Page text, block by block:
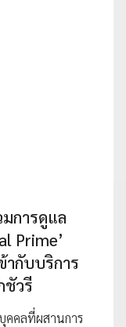
มการดูแล
Prime’
ากับบริการ
ชัวรี
คคลที่ผสานการ